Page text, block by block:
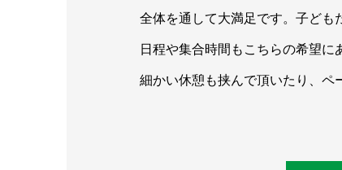
全体を通して大満足です。子ども
日程や集合時間もこちらの希望に
細かい休憩も挟んで頂いたり、ペ